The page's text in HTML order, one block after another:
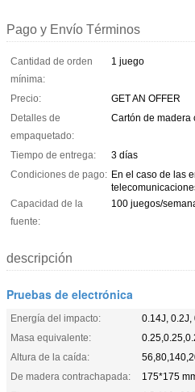
Pago y Envío Términos
Cantidad de orden
mínima:
1 juego
Precio:
GET AN OFFER
Detalles de
empaquetado:
Cartón de madera
Tiempo de entrega:
3 días
Condiciones de pago: En el caso de las
Capacidad de la
fuente:
100 juegos/
descripción
Pruebas de electrónica
Energía del impacto:
0.14J, 0.2J,
Masa equivalente:
Altura de la caída:
De madera contrachapada:
175*175